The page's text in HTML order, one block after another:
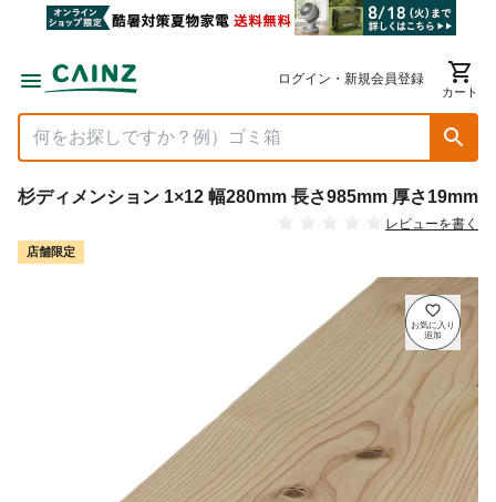
ログイン・新規会員登録
カート
杉ディメンション 1×12 幅280mm 長さ985mm 厚さ19mm
レビューを書く
店舗限定